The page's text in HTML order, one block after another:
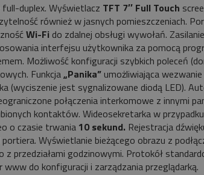
duplex. Wyświetlacz TFT 7′′ Full Touch
również w jasnych pomieszczeniach.
Wi-Fi do zdalnej obsługi wywołań.
interfejsu użytkownika za pomocą
Możliwość konfiguracji szybkich poleceń
Funkcja„Panika” umożliwiająca
(wyciszenie jest sygnalizowane diodą LED).
połączenia interkomowe z innymi
kontaktów. Wideosekretarka w
o czasie trwania 10 sekund. Rejestracja
Wyświetlanie bieżącego obrazu z
przedziałami godzinowymi. Protokół
do konfiguracji i zarządzania przeglądarką.